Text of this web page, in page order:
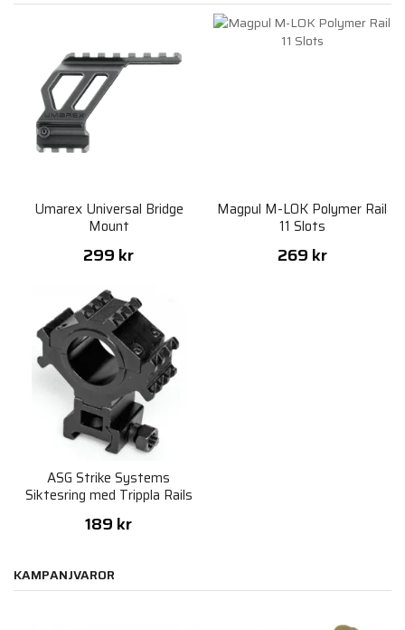
Umarex Universal Bridge
Mount
299 kr
Magpul M-LOK Polymer Rail
11 Slots
269 kr
ASG Strike Systems
Siktesring med Trippla Rails
189 kr
KAMPANJVAROR